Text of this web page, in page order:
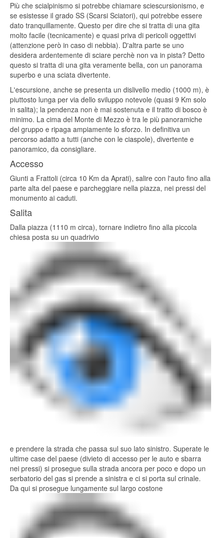
Più che scialpinismo si potrebbe chiamare sciescursionismo, e
se esistesse il grado SS (Scarsi Sciatori), qui potrebbe essere
dato tranquillamente. Questo per dire che si tratta di una gita
molto facile (tecnicamente) e quasi priva di pericoli oggettivi
(attenzione però in caso di nebbia). D'altra parte se uno
desidera ardentemente di sciare perchè non va in pista? Detto
questo si tratta di una gita veramente bella, con un panorama
superbo e una sciata divertente.
L'escursione, anche se presenta un dislivello medio (1000 m), è
piuttosto lunga per via dello sviluppo notevole (quasi 9 Km solo
in salita); la pendenza non è mai sostenuta e il tratto di bosco è
minimo. La cima del Monte di Mezzo è tra le più panoramiche
del gruppo e ripaga ampiamente lo sforzo. In definitiva un
percorso adatto a tutti (anche con le ciaspole), divertente e
panoramico, da consigliare.
Accesso
Giunti a Frattoli (circa 10 Km da Aprati), salire con l'auto fino alla
parte alta del paese e parcheggiare nella piazza, nei pressi del
monumento ai caduti.
Salita
Dalla piazza (1110 m circa), tornare indietro fino alla piccola
chiesa posta su un quadrivio
e prendere la strada che passa sul suo lato sinistro. Superate le
ultime case del paese (divieto di accesso per le auto e sbarra
nei pressi) si prosegue sulla strada ancora per poco e dopo un
serbatorio del gas si prende a sinistra e ci si porta sul crinale.
Da qui si prosegue lungamente sul largo costone